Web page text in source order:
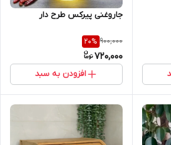
جاروغنی پیرکس طرح دار
900,000
20%
720,000
افزودن به سبد